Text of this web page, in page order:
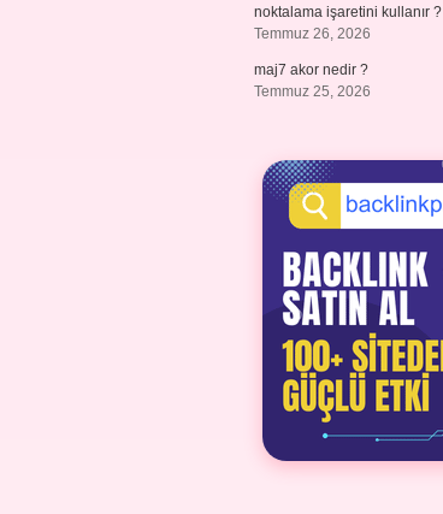
noktalama işaretini kullanır ?
Temmuz 26, 2026
maj7 akor nedir ?
Temmuz 25, 2026